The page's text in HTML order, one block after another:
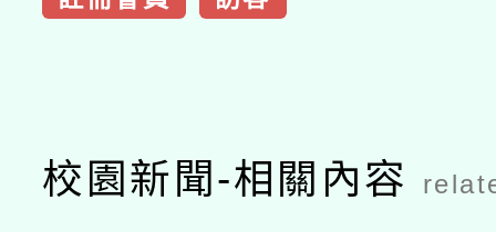
校園新聞-相關內容